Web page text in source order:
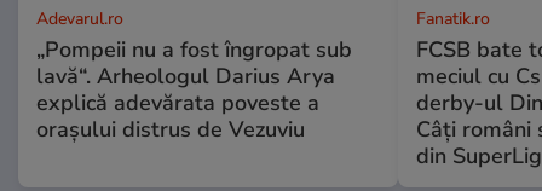
Adevarul.ro
„Pompeii nu a fost îngropat sub
lavă“. Arheologul Darius Arya
explică adevărata poveste a
orașului distrus de Vezuviu
Fanatik.ro
FCSB bate
meciul cu
derby-ul
Câți
din